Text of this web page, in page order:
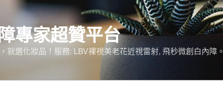
專家超贊平台
就選化妝品！服務: LBV裸視美老花近視雷射, 飛秒微創白內障。